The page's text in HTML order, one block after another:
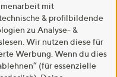
mit
& profilbildende
zu Analyse- &
Wir nutzen diese für
Werbung. Wenn du dies
(für essenzielle